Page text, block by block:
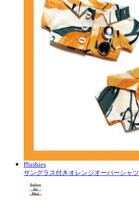
Plushies
サングラス付きオレンジオーバーシャツ